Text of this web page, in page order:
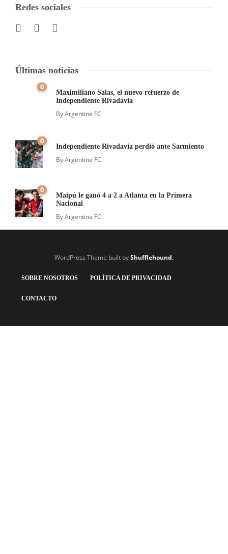
Redes sociales
Últimas noticias
0
Maximiliano Salas, el nuevo refuerzo de
Independiente Rivadavia
ByArgentina FC
0
Independiente Rivadavia perdió ante Sarmiento
ByArgentina FC
0
Maipú le ganó 4 a 2 a Atlanta en la Primera
Nacional
ByArgentina FC
WordPress Theme built byShufflehound.
SOBRE NOSOTROS POLÍTICA DE PRIVACIDAD
CONTACTO